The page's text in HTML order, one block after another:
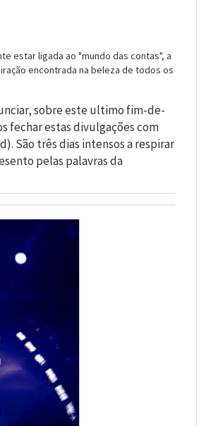
estar ligada ao "mundo das contas", a
encontrada na beleza de todos os
sobre este ultimo fim-de-
fechar estas divulgações com
São três dias intensos a respirar
pelas palavras da